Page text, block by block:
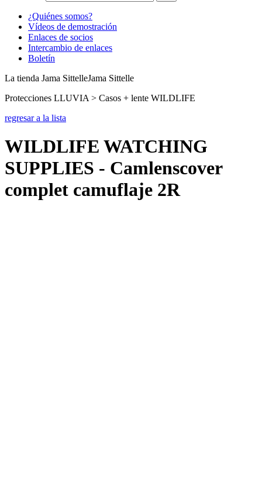
¿Quiénes somos?
Vídeos de demostración
Enlaces de socios
Intercambio de enlaces
Boletín
La tienda Jama SittelleJama Sittelle
Protecciones LLUVIA > Casos + lente WILDLIFE
regresar a la lista
WILDLIFE WATCHING
SUPPLIES - Camlenscover
complet camuflaje 2R